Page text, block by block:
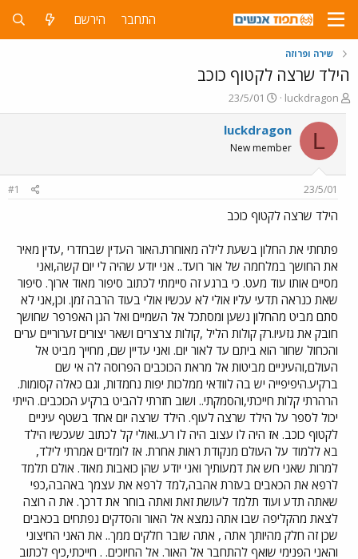
התחבר הירשם
שירה ופרוזה
הילד שרצה לקטוף כוכב
פ
ו
ת
ח
ה
ש
א
luckdragon
פ
ו
ר
ם
ר
23/5/01
L
luckdragon
New member
23/5/01
#1
הילד שרצה לקטוף כוכב
פתחתי את החלון בשעת לילה מאוחרת.האור העדין שבחדרי ,עדין מאיר
את החושך במלחמה של אור רועד.. אני יודע שהיה לי יום קשה,ואני
מסיים אותו עוד מעט. כי ברגע זה סיימתי לכתוב סיפור מאוד ארוך. סיפור
שאת כנראה תדעי עליו אולי לא עכשיו אולי בעוד הרבה זמן. וכן,אני לא
סתם מביט מהחלון נשען ומסתכל אל השמיים ואל הגן האפרפר שחושך
חובק את גזעיו.רק קולות הליל ,קולות צרצרים ושאר יצורים זערוריים ערים
והכחול שחור הוא ביתם עד לאור יום. ואני עדיין שם, מחייך מביט אל
העולם,והעיניים מביטות אל מראת הכוכבים הפרוסה לה אי שם
ברקיע.היפיפייה יש בה לוודאי ממלכות יפות נחמדות, וגם כאלה קסומות.
הרהרתי קלות חייכתי,והסמקתי.. ושוב חזרתי להביט ברקיע הכוכבים. הייתי
יכול לספר על הילד שרצה לעוף. הילד שרצה יום אחד בשטף עיניים
לקטוף כוכב. אז היה לו עצוב היה לו רע..ואולי קל לכתוב שעכשיו הילד
בא ללמוד על העולם מנקודת ראות אחרת. אז לומדים אמרתי לילד,
למרות שאני חש את דמעותיך ואני יודע שהן כואבות מאוד. אולם תלמד
לרפא את הכאבים בעזרת אהבה,למד לרפא את עצמך באהבה,כפי
שאתה תדע ועוד תלמד לעושת זאת ואתה בוחר את דרכך. את ה רוצה
לצאת מהקליפה שבו אתה נמצא אל האור והסדקים נפתחים בכאבים
שכן זה חלק מהיותך אתה , אתה שובר חלקים ממך.. את האני החיצוני
והאני הפנימי שואף להתחבר אל האור. אל החיוכים. . חייכתי,כיף לכתוב